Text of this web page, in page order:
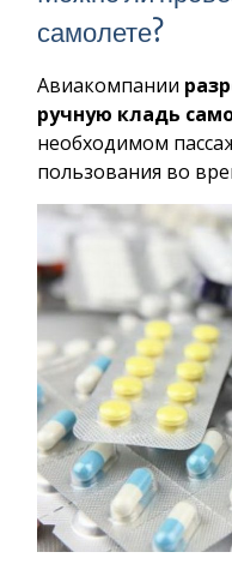
самолете?
Авиакомпании
ручную кладь
необходимом
пользования во